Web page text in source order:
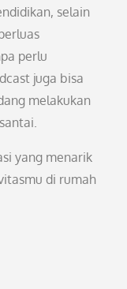
selain
perlu
juga bisa
melakukan
yang menarik
di rumah